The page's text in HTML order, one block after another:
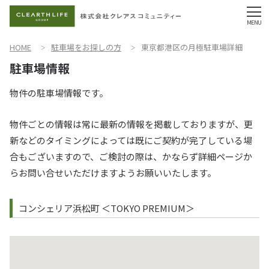
HOME 駐車場をお探しの方 東京都港区の月極駐車場詳細
物件の駐車場情報です。
物件ごとの情報は常に最新の情報を掲載しておりますが、更
新などのタイミングによっては既にご契約が完了している場
合もございますので、ご検討の際は、かならず詳細ページか
らお問い合せいただけますようお願いいたします。
コンシェリア浜松町 ＜TOKYO PREMIUM＞